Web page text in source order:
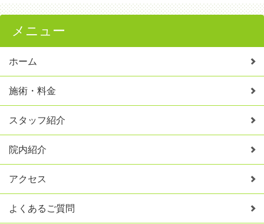
メニュー
ホーム
施術・料金
スタッフ紹介
院内紹介
アクセス
よくあるご質問